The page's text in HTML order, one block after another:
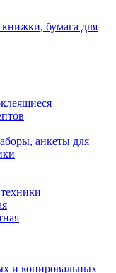
бумага для
анкеты для
и копировальных